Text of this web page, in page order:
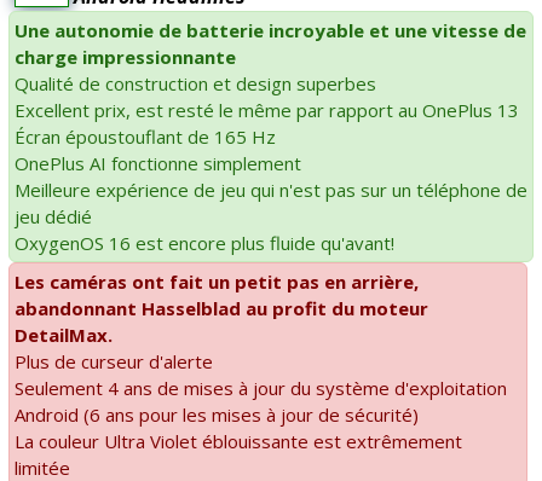
Une autonomie de batterie incroyable et une vitesse de
charge impressionnante
Qualité de construction et design superbes
Excellent prix, est resté le même par rapport au OnePlus 13
Écran époustouflant de 165 Hz
OnePlus AI fonctionne simplement
Meilleure expérience de jeu qui n'est pas sur un téléphone de
jeu dédié
OxygenOS 16 est encore plus fluide qu'avant!
Les caméras ont fait un petit pas en arrière,
abandonnant Hasselblad au profit du moteur
DetailMax.
Plus de curseur d'alerte
Seulement 4 ans de mises à jour du système d'exploitation
Android (6 ans pour les mises à jour de sécurité)
La couleur Ultra Violet éblouissante est extrêmement
limitée